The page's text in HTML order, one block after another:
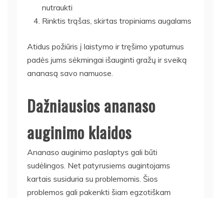
nutraukti
Rinktis trąšas, skirtas tropiniams augalams
Atidus požiūris į laistymo ir tręšimo ypatumus
padės jums sėkmingai išauginti gražų ir sveiką
ananasą savo namuose.
Dažniausios ananaso
auginimo klaidos
Ananaso auginimo paslaptys gali būti
sudėlingos. Net patyrusiems augintojams
kartais susiduria su problemomis. Šios
problemos gali pakenkti šiam egzotiškam